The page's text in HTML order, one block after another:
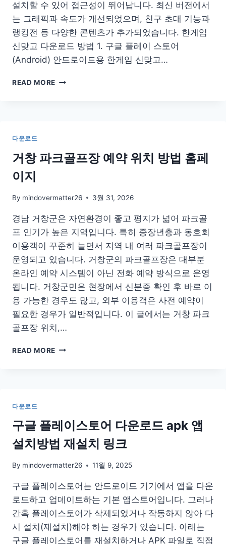
설치할 수 있어 접근성이 뛰어납니다. 최신 버전에서
는 그래픽과 속도가 개선되었으며, 친구 초대 기능과
랭킹전 등 다양한 콘텐츠가 추가되었습니다. 한게임
신맞고 다운로드 방법 1. 구글 플레이 스토어
(Android) 안드로이드용 한게임 신맞고…
READ MORE
운
로
치
료
APK
플
바
로
가
기
다운로드
거창 파크골프장 예약 위치 방법 홈페
이지
By mindovermatter26 3월 31, 2026
경남 거창군은 자연환경이 좋고 평지가 넓어 파크골
프 인기가 높은 지역입니다. 특히 중장년층과 동호회
이용객이 꾸준히 늘면서 지역 내 여러 파크골프장이
운영되고 있습니다. 거창군의 파크골프장은 대부분
온라인 예약 시스템이 아닌 전화 예약 방식으로 운영
됩니다. 거창군민은 현장에서 신분증 확인 후 바로 이
용 가능한 경우도 많고, 외부 이용객은 사전 예약이
필요한 경우가 일반적입니다. 이 글에서는 거창 파크
골프장 위치,…
READ MORE 거
예
약
위
방
홈
페
이
지
다운로드
구글 플레이스토어 다운로드 apk 앱
설치방법 재설치 링크
By mindovermatter26 11월 9, 2025
구글 플레이스토어는 안드로이드 기기에서 앱을 다운
로드하고 업데이트하는 기본 앱스토어입니다. 그러나
간혹 플레이스토어가 삭제되었거나 작동하지 않아 다
시 설치(재설치)해야 하는 경우가 있습니다. 아래는
구글 플레이스토어를 재설치하거나 APK 파일로 직접